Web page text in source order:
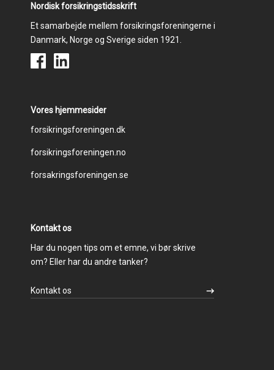
Nordisk forsikringstidsskrift
Et samarbejde mellem forsikringsforeningerne i
Danmark, Norge og Sverige siden 1921.
Vores hjemmesider
Footer
menu
forsikringsforeningen.dk
forsikringsforeningen.no
forsakringsforeningen.se
Kontakt os
Har du nogen tips om et emne, vi bør skrive
om? Eller har du andre tanker?
Kontakt os